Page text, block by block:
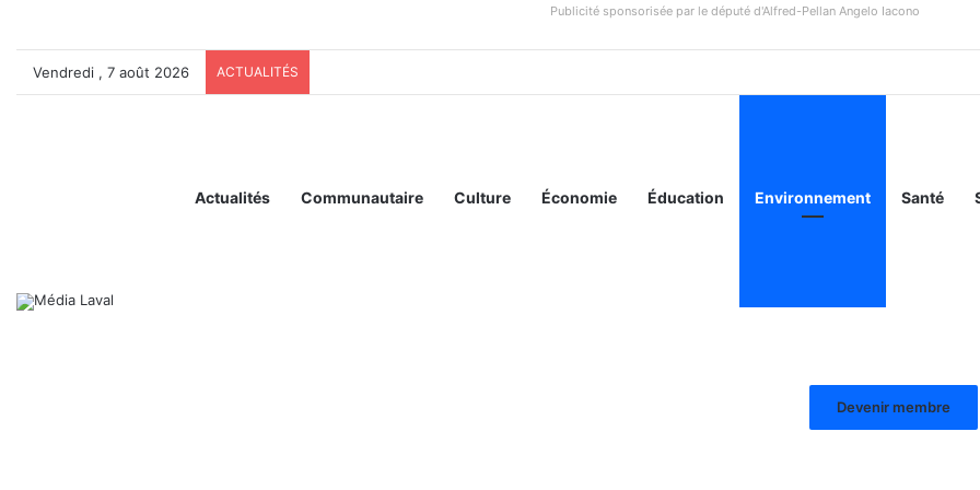
Publicité sponsorisée par le député d'Alfred-Pellan Angelo Iacono
Vendredi , 7 août 2026 ACTUALITÉS
Actualités Communautaire Culture Économie Éducation Environnement Santé
Devenir membre